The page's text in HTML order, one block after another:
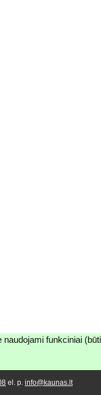
funkciniai
el. p. info@kaunas.lt